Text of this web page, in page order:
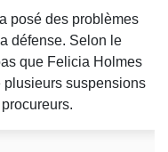
posé des problèmes
défense. Selon le
que Felicia Holmes
plusieurs suspensions